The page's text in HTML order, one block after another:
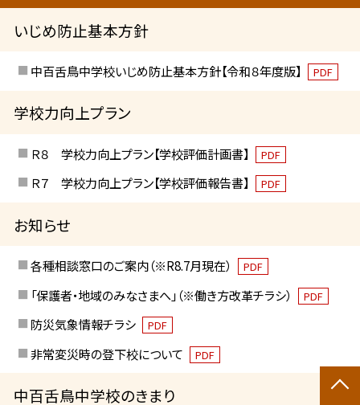
いじめ防止基本方針
中百舌鳥中学校いじめ防止基本方針【令和８年度版】 PDF
学校力向上プラン
Ｒ８ 学校力向上プラン【学校評価計画書】 PDF
Ｒ７ 学校力向上プラン【学校評価報告書】 PDF
お知らせ
各種相談窓口のご案内（※R8.7月現在） PDF
「保護者・地域のみなさまへ」（※働き方改革チラシ） PDF
防災気象情報チラシ PDF
非常変災時の登下校について PDF
中百舌鳥中学校のきまり